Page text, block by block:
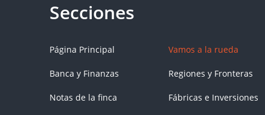
Página Principal
Banca y Finanzas
Notas de la finca
Vamos a la rueda
Regiones y Fronteras
Fábricas e Inversiones